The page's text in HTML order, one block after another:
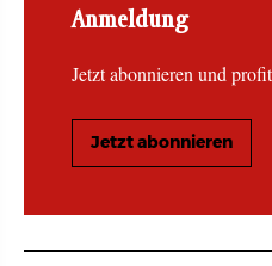
Anmeldung
Jetzt abonnieren und
Jetzt abonnieren